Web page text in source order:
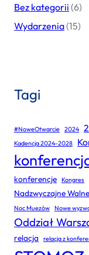
Bez kategorii (6)
Wydarzenia(15)
Tagi
#NoweOtwarcie 2024
Kadencja 2024-2028
konferencje Kongres
Nadzwyczajne
Noc Muezów Nowe
Oddział
relacja relacja z